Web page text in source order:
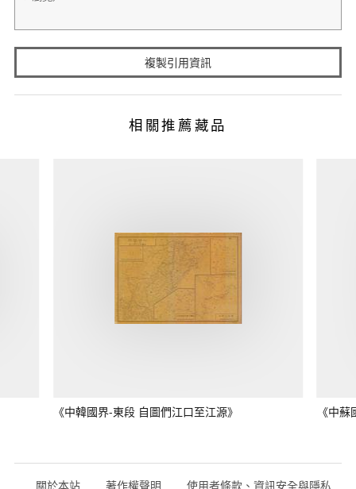
複製引用資訊
相關推薦藏品
《中韓國界-東段 自圖們江口至江源》 《中
關於本站 著作權聲明 使用者條款、資訊安全與隱私